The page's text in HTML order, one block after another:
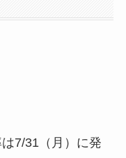
7/31（月）に発